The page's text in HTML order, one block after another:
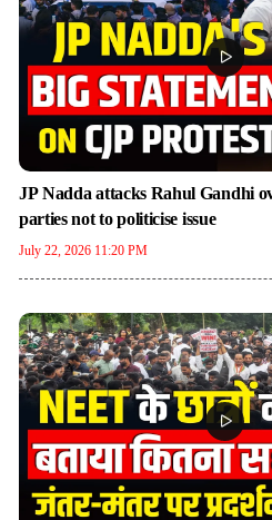
JP Nadda attacks Rahul Gandhi
parties not to politicise issue
July 22, 2026 11:20 PM